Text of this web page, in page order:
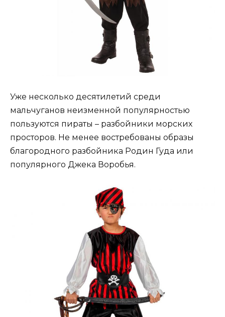
Уже несколько десятилетий среди
мальчуганов неизменной популярностью
пользуются пираты – разбойники морских
просторов. Не менее востребованы образы
благородного разбойника Родин Гуда или
популярного Джека Воробья.